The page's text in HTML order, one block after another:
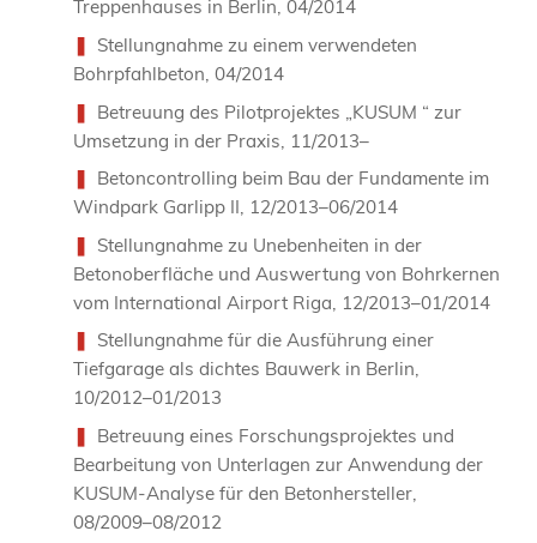
Treppenhauses in Berlin, 04/2014
Stellungnahme zu einem verwendeten
Bohrpfahlbeton, 04/2014
Betreuung des Pilotprojektes „KUSUM “ zur
Umsetzung in der Praxis, 11/2013–
Betoncontrolling beim Bau der Fundamente im
Windpark Garlipp II, 12/2013–06/2014
Stellungnahme zu Unebenheiten in der
Betonoberfläche und Auswertung von Bohrkernen
vom International Airport Riga, 12/2013–01/2014
Stellungnahme für die Ausführung einer
Tiefgarage als dichtes Bauwerk in Berlin,
10/2012–01/2013
Betreuung eines Forschungsprojektes und
Bearbeitung von Unterlagen zur Anwendung der
KUSUM-Analyse für den Betonhersteller,
08/2009–08/2012